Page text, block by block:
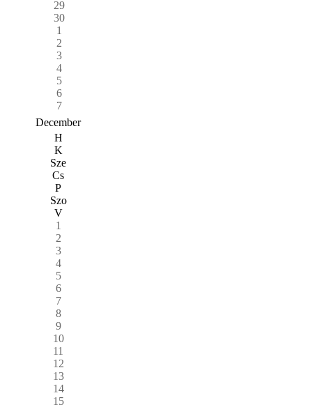
29
30
1
2
3
4
5
6
7
December
H
K
Sze
Cs
P
Szo
V
1
2
3
4
5
6
7
8
9
10
11
12
13
14
15